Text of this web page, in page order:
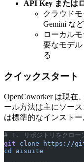
API Key または
クラウド
Gemini な
ローカルモ
要なモデル
る
クイックスタート
OpenCoworker は現在
ール方法は主にソー
は標準的なインストー
# 1. リポジトリをクロー
git clone https://
cd
aisuite